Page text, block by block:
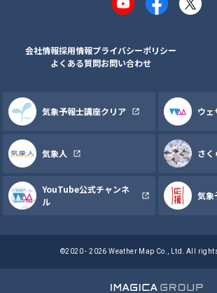
YouTubeFacebook
X
会社情報採用情報プライバシーポリシー
よくある質問お問い合わせ
気象予報士講座クリア ウェ
気象人 さく
YouTube公式チャンネ
ル
気象
©2020 - 2026 Weather Map Co., Ltd. All